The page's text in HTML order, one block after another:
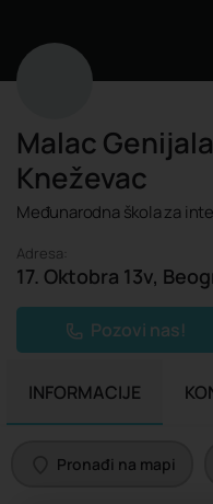
Malac
Kneževac
Međunarodna škola za
Adresa:
17. Oktobra 13v,
Pozovi nas!
INFORMACIJE
Pronađi na mapi